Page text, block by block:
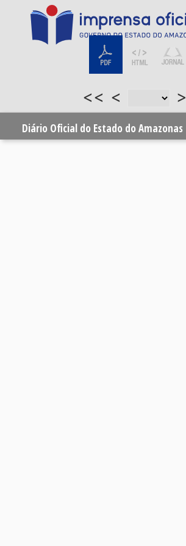
<< < >
Diário Oficial do Estado do Amazonas